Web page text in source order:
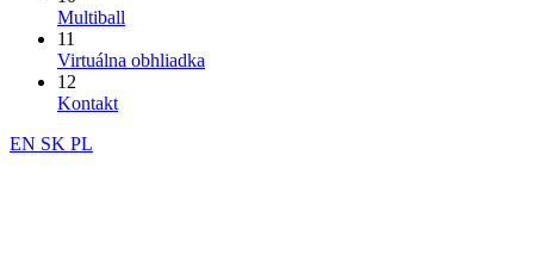
Multiball
11
Virtuálna obhliadka
12
Kontakt
EN SK PL